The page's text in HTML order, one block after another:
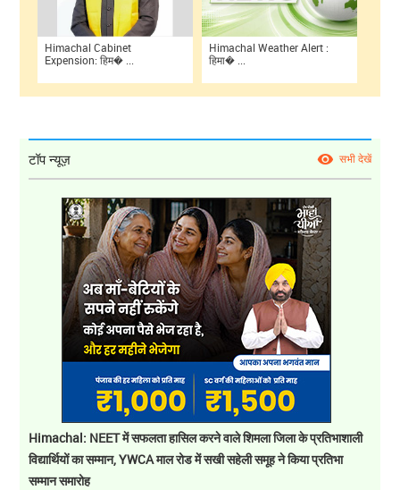
Himachal Cabinet
Expension: हिम� ...
Himachal Weather Alert :
हिमा� ...
टॉप न्यूज़ सभी देखें
Himachal: NEET में सफलता हासिल करने वाले शिमला जिला के प्रतिभाशाली
विद्यार्थियों का सम्मान, YWCA माल रोड में सखी सहेली समूह ने किया प्रतिभा
सम्मान समारोह